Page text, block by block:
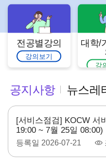
전공별강의
강의보기
대학/
강
공지사항 뉴스레
[서비스점검] KOCW 서
19:00 ~ 7월 25일 08:00)
등록일 2026-07-21